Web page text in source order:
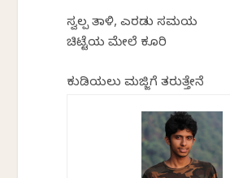
ಸ್ವಲ್ಪ ತಾಳಿ, ಎರಡು ಸಮಯ
ಚಿಟ್ಟೆಯ ಮೇಲೆ ಕೂರಿ
ಕುಡಿಯಲು ಮಜ್ಜಿಗೆ ತರುತ್ತೇನೆ